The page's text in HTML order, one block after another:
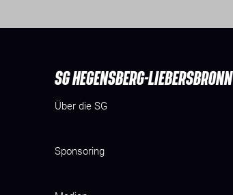
SG HEGENSBERG-LIEBERSBRONN
Über die SG
Sponsoring